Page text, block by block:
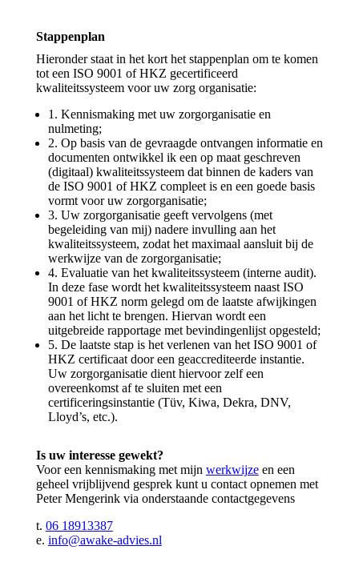
Stappenplan
Hieronder staat in het kort het stappenplan om te komen
tot een ISO 9001 of HKZ gecertificeerd
kwaliteitssysteem voor uw zorg organisatie:
1. Kennismaking met uw zorgorganisatie en
nulmeting;
2. Op basis van de gevraagde ontvangen informatie en
documenten ontwikkel ik een op maat geschreven
(digitaal) kwaliteitssysteem dat binnen de kaders van
de ISO 9001 of HKZ compleet is en een goede basis
vormt voor uw zorgorganisatie;
3. Uw zorgorganisatie geeft vervolgens (met
begeleiding van mij) nadere invulling aan het
kwaliteitssysteem, zodat het maximaal aansluit bij de
werkwijze van de zorgorganisatie;
4. Evaluatie van het kwaliteitssysteem (interne audit).
In deze fase wordt het kwaliteitssysteem naast ISO
9001 of HKZ norm gelegd om de laatste afwijkingen
aan het licht te brengen. Hiervan wordt een
uitgebreide rapportage met bevindingenlijst opgesteld;
5. De laatste stap is het verlenen van het ISO 9001 of
HKZ certificaat door een geaccrediteerde instantie.
Uw zorgorganisatie dient hiervoor zelf een
overeenkomst af te sluiten met een
certificeringsinstantie (Tüv, Kiwa, Dekra, DNV,
Lloyd’s, etc.).
Is uw interesse gewekt?
Voor een kennismaking met mijn werkwijzeen een
geheel vrijblijvend gesprek kunt u contact opnemen met
Peter Mengerink via onderstaande contactgegevens
t. 06 18913387
e. info@awake-advies.nl